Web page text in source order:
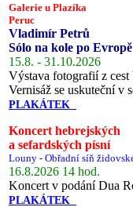
Galerie u Plazíka
Peruc
Vladimír Petrů
Sólo na kole po Evropě
15.8. - 31.10.2026
Výstava fotografií z
Vernisáž se uskuteční v
PLAKÁTEK
Koncert hebrejských
a sefardských písní
Louny - Obřadní síň
16.8.2026 14 hod.
Koncert v podání Dua
PLAKÁTEK